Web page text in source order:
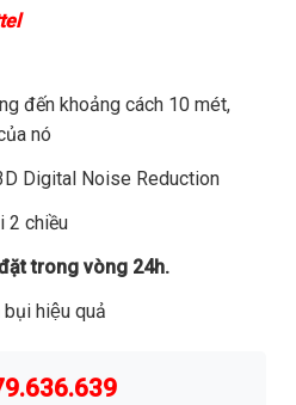
đến khoảng cách 10 mét,
nó
Digital Noise Reduction
2 chiều
trong vòng 24h.
bụi hiệu quả